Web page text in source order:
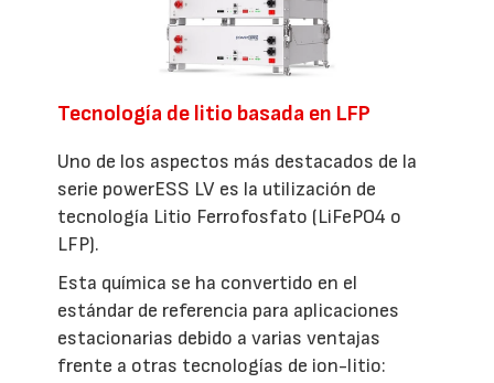
Tecnología de litio basada en LFP
Uno de los aspectos más destacados de la
serie powerESS LV es la utilización de
tecnología Litio Ferrofosfato (LiFePO4 o
LFP).
Esta química se ha convertido en el
estándar de referencia para aplicaciones
estacionarias debido a varias ventajas
frente a otras tecnologías de ion-litio: